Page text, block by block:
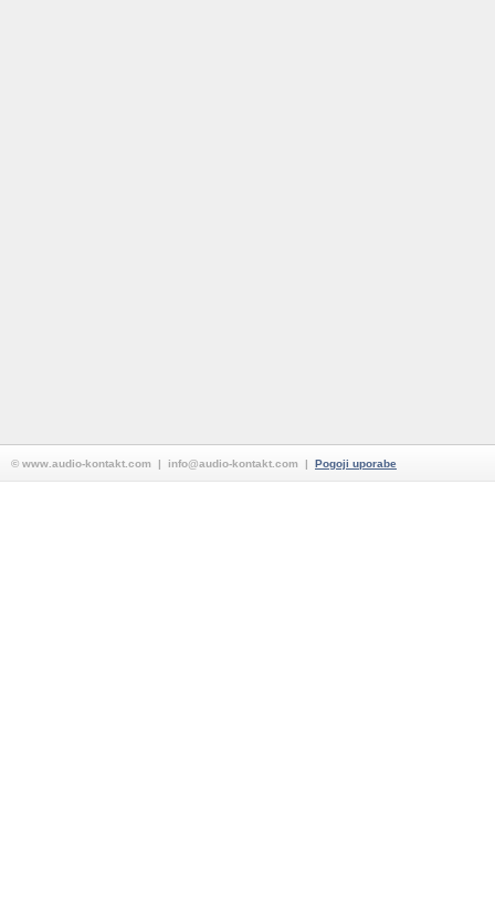
© www.audio-kontakt.com | info@audio-kontakt.com | Pogoji uporabe